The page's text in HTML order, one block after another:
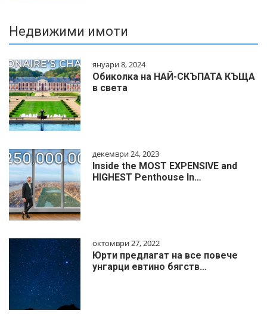
Недвижими имоти
януари 8, 2024
Обиколка на НАЙ-СКЪПАТА КЪЩА
в света
декември 24, 2023
Inside the MOST EXPENSIVE and
HIGHEST Penthouse In…
октомври 27, 2022
Юрти предлагат на все повече
унгарци евтино бягств…